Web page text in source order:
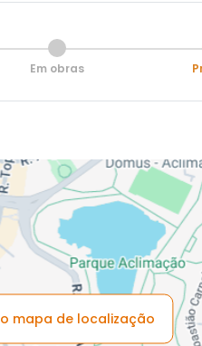
Em obras
mapa de localização